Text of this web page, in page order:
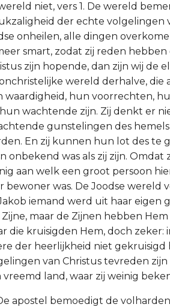
niet, vers 1. De wereld
der echte volgelingen
onheilen, alle dingen
smart, zodat zij reden
zijn hopende, dan zijn wij de
wereld derhalve, die
waardigheid, hun voorrechten,
wachtende zijn. Zij denkt er
gunstelingen des
En zij kunnen hun lot des te
onbekend was als zij zijn.
aan welk een groot persoon
bewoner was. De Joodse wereld
iemand werd uit haar eigen
Zijne, maar de Zijnen hebben
die kruisigden Hem, doch
der heerlijkheid niet gekruisigd
van Christus tevreden
vreemd land, waar zij weinig
apostel bemoedigt de